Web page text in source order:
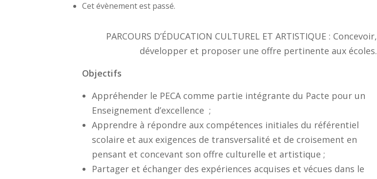
Cet évènement est passé.
PARCOURS D’ÉDUCATION CULTUREL ET ARTISTIQUE : Concevoir,
développer et proposer une offre pertinente aux écoles.
Objectifs
Appréhender le PECA comme partie intégrante du Pacte pour un
Enseignement d’excellence ;
Apprendre à répondre aux compétences initiales du référentiel
scolaire et aux exigences de transversalité et de croisement en
pensant et concevant son offre culturelle et artistique ;
Partager et échanger des expériences acquises et vécues dans le